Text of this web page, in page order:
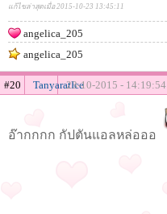
แก้ไขล่าสุดเมื่อ 2015-10-23 13:45:11
angelica_205
angelica_205
#20 TanyaratIce23-10-2015 - 14:19:54
อ๊ากกกก กัปตันแอลหล่อออ